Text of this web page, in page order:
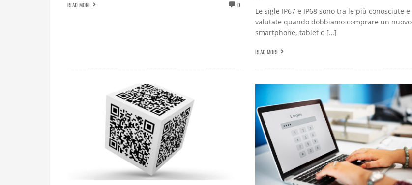
READ MORE 0
Le sigle IP67 e IP68 sono tra le più conosciute e
valutate quando dobbiamo comprare un nuovo
smartphone, tablet o […]
READ MORE